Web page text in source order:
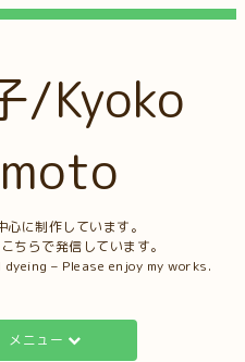
/Kyoko
に制作しています。
ちらで発信しています。
– Please enjoy my works.
メニュー